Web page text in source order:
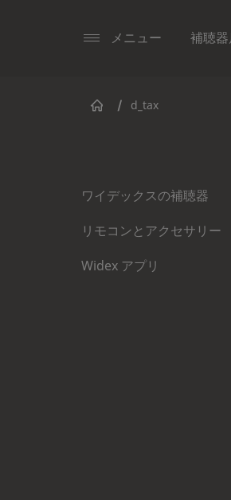
メニュー 補聴
/ d_tax
ワイデックスの補聴器
リモコンとアクセサリー
Widex アプリ